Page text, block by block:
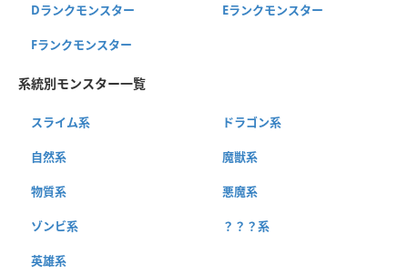
Dランクモンスター Eランクモンスター
Fランクモンスター
系統別モンスター一覧
スライム系 ドラゴン系
自然系 魔獣系
物質系 悪魔系
ゾンビ系 ？？？系
英雄系